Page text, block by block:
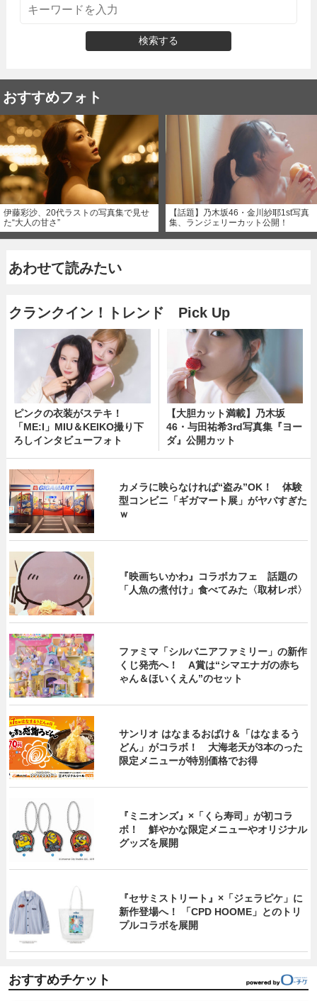
検索する
おすすめフォト
伊藤彩沙、20代ラストの写真集で見せ
た“大人の甘さ”
【話題】乃木坂46・金川紗耶1st写真
集、ランジェリーカット公開！
あわせて読みたい
クランクイン！トレンド Pick Up
ピンクの衣装がステキ！
「ME:I」MIU＆KEIKO撮り下
ろしインタビューフォト
【大胆カット満載】乃木坂
46・与田祐希3rd写真集『ヨー
ダ』公開カット
カメラに映らなければ“盗み”OK！ 体験
型コンビニ「ギガマート展」がヤバすぎた
ｗ
『映画ちいかわ』コラボカフェ 話題の
「人魚の煮付け」食べてみた〈取材レポ〉
ファミマ「シルバニアファミリー」の新作
くじ発売へ！ A賞は“シマエナガの赤ち
ゃん＆ほいくえん”のセット
サンリオ はなまるおばけ＆「はなまるう
どん」がコラボ！ 大海老天が3本のった
限定メニューが特別価格でお得
『ミニオンズ』×「くら寿司」が初コラ
ボ！ 鮮やかな限定メニューやオリジナル
グッズを展開
『セサミストリート』×「ジェラピケ」に
新作登場へ！ 「CPD HOOME」とのトリ
プルコラボを展開
おすすめチケット